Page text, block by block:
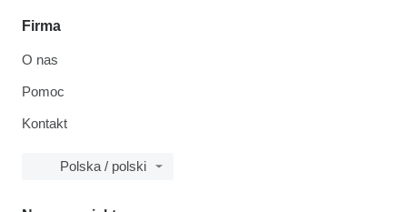
Firma
O nas
Pomoc
Kontakt
Polska / polski